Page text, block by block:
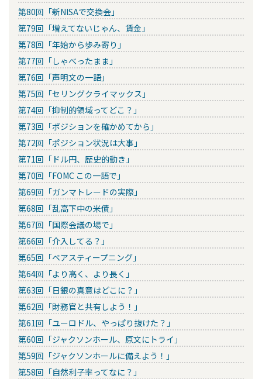
第80回「新NISAで交換会」
第79回「増えてないじゃん、賃金」
第78回「年始から歩み寄り」
第77回「しゃべったまま」
第76回「声明文の一語」
第75回「セリングクライマックス」
第74回「抑制的領域ってどこ？」
第73回「ポジションを確かめてから」
第72回「ポジション状況は大事」
第71回「ドル円、歴史的動き」
第70回「FOMC この一語で」
第69回「ガンマトレードの実際」
第68回「乱高下中の米債」
第67回「国際会議の場で」
第66回「介入してる？」
第65回「ベアスティープニング」
第64回「より高く、より長く」
第63回「日銀の真意はどこに？」
第62回「財務官と共有しよう！」
第61回「ユーロドル、やっぱり抜けた？」
第60回「ジャクソンホール、原文にトライ」
第59回「ジャクソンホールに備えよう！」
第58回「自然利子率ってなに？」